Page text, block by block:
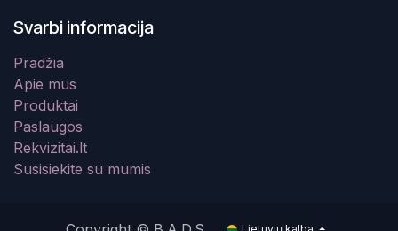
Svarbi informacija
Pradžia
Apie mus
Produktai
Paslaugos
Rekvizitai.lt
Susisiekite su mumis